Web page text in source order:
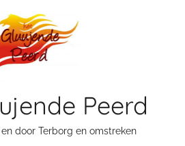
Peerd
door Terborg en omstreken